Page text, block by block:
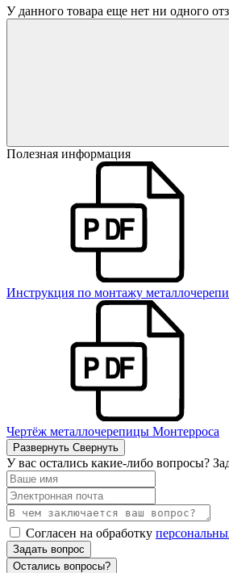
У данного товара еще нет ни одного
Полезная информация
Инструкция по монтажу
Чертёж металлочерепицы Монтерроса
Развернуть Свернуть
У вас остались какие-либо вопросы?
Согласен на обработку
Задать вопрос
Остались вопросы?